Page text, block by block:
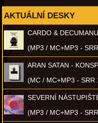
AKTUÁLNÍ DESKY
CARDO &
(MP3 / MC+MP3 -
ARAN SATAN -
(MC / MC+MP3 - SRR
SEVERNÍ
(MP3 / MC+MP3 -